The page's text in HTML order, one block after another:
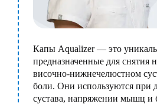
Капы Aqualizer — это
предназначенные для снятия
височно-нижнечелюстном
боли. Они используются при
сустава, напряжении мышц и